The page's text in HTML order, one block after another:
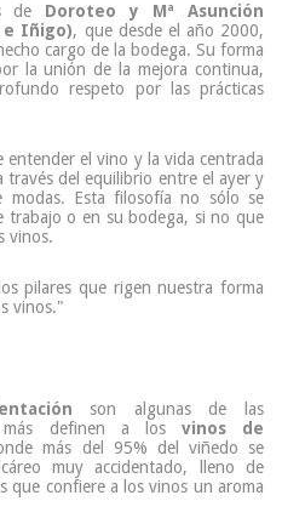
de Doroteo y Mª Asunción
e Iñigo), que desde el año 2000,
cargo de la bodega. Su forma
la unión de la mejora continua,
respeto por las prácticas
entender el vino y la vida centrada
través del equilibrio entre el ayer y
modas. Esta filosofía no sólo se
trabajo o en su bodega, si no que
vinos.
pilares que rigen nuestra forma
vinos."
son algunas de las
más definen a los vinos de
más del 95% del viñedo se
muy accidentado, lleno de
que confiere a los vinos un aroma